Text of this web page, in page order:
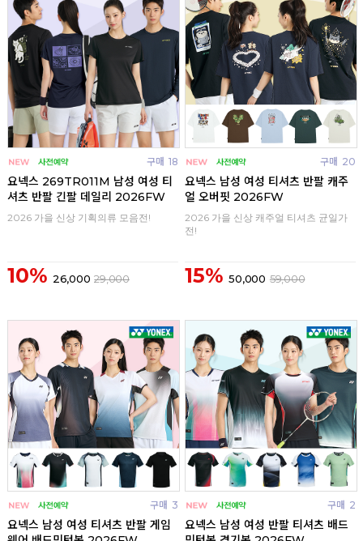
구매 18
요넥스 269TR011M 남성 여성 티
셔츠 반팔 긴팔 데일리 2026FW
2026 가을 신상 기획의류 모음전!
10% 26,000 29,000
구매 20
요넥스 남성 여성 티셔츠 반팔 캐주
얼 오버핏 2026FW
2026 가을 신상 캐주얼 티셔츠 균일가
전!
15% 50,000 59,000
구매 3
요넥스 남성 여성 티셔츠 반팔 게임
구매 2
요넥스 남성 여성 반팔 티셔츠 배드